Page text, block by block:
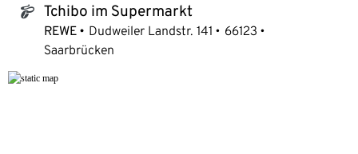
tchibo_logo Tchibo im Supermarkt
REWE Dudweiler Landstr. 141
66123
Saarbrücken